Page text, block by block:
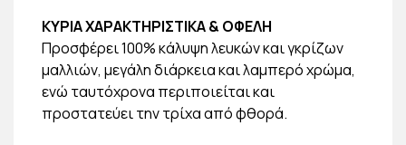
ΚΥΡΙΑ ΧΑΡΑΚΤΗΡΙΣΤΙΚΑ & ΟΦΕΛΗ
Προσφέρει 100% κάλυψη λευκών και γκρίζων
μαλλιών, μεγάλη διάρκεια και λαμπερό χρώμα,
ενώ ταυτόχρονα περιποιείται και
προστατεύει την τρίχα από φθορά.